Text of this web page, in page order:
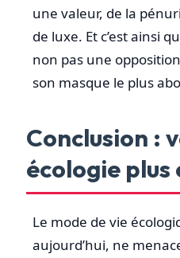
une valeur, de la
de luxe. Et c’est ainsi
non pas une
son masque le plus
Conclusion :
écologie
Le mode de vie
aujourd’hui, ne